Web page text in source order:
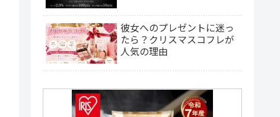
彼女へのプレゼントに迷っ
たら？クリスマスコフレが
人気の理由